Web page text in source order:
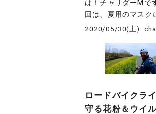
は！チャリダーMで
回は、夏用のマスク
2020/05/30(土)
ロードバイクラ
守る花粉＆ウイ